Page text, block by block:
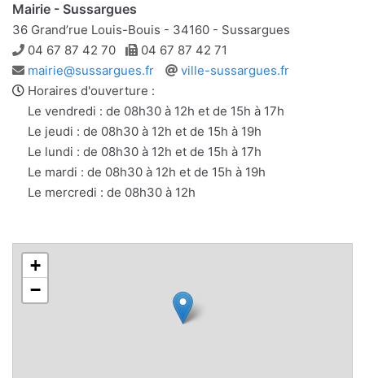
Mairie - Sussargues
36 Grand’rue Louis-Bouis - 34160 - Sussargues
Téléphone
04 67 87 42 70 Télécopie
04 67 87 42 71
Adresse
e-
mail
mairie@sussargues.fr
Site
ville-sussargues.fr
Horaires d'ouverture :
Le vendredi : de 08h30 à 12h et de 15h à 17h
Le jeudi : de 08h30 à 12h et de 15h à 19h
Le lundi : de 08h30 à 12h et de 15h à 17h
Le mardi : de 08h30 à 12h et de 15h à 19h
Le mercredi : de 08h30 à 12h
+
−